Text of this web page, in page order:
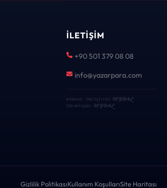
İLETIŞIM
+90 501 379 08 08
info@yazarpara.com
eNews · Geliştirici KEYDAL·
Developer KEYDAL
Gizlilik PolitikasıKullanım KoşullarıSite Haritası